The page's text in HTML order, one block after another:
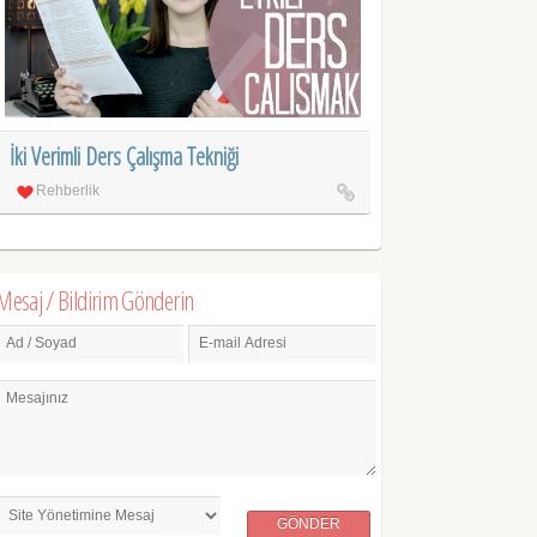
İki Verimli Ders Çalışma Tekniği
Rehberlik
/ Bildirim Gönderin
Ad / Soyad E-mail Adresi
Mesajınız
GÖNDER